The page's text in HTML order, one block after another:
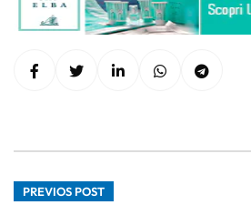
PREVIOS POST